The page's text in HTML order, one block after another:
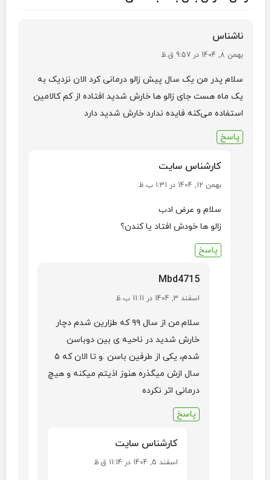
ناشناس
بهمن 8, 1404 در 9:57 ق.ظ
سلام پدر من یک سال پیش زالو درمانی کرد الان نزدیک به
یک ماه هست جای زالو ها خارش شدید افتاده از کم کالامین
استفاده می‌کنه فایده ندارد خارش شدید دارد
پاسخ
کارشناس سایت
بهمن 12, 1404 در 1:31 ب.ظ
سلام و عرض ادب
زالو ها خودش افتاد یا کندن؟
پاسخ
Mbd4715
اسفند 3, 1404 در 11:11 ب.ظ
سلام.من از سال ۹۹ که طزارین شدم دچار
خارش شدید در ناحیه ی بین دوباسن
شدم، یکی از طرفین باسن .و تا الان که ۵
سال ازش میگذره هنوز اذیتم میکنه و هیچ
درمانی اثر نکرده
پاسخ
کارشناس سایت
اسفند 5, 1404 در 11:14 ق.ظ